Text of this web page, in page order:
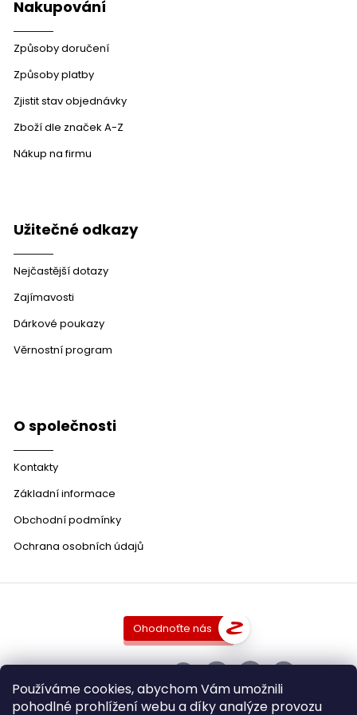
Používáme cookies, abychom Vám umožnili
pohodlné prohlížení webu a díky analýze provozu
Nakupování
Způsoby doručení
Způsoby platby
Zjistit stav objednávky
Zboží dle značek A-Z
Nákup na firmu
Užitečné odkazy
Nejčastější dotazy
Zajímavosti
Dárkové poukazy
Věrnostní program
O společnosti
Kontakty
Základní informace
Obchodní podmínky
Ochrana osobních údajů
Ohodnoťte nás